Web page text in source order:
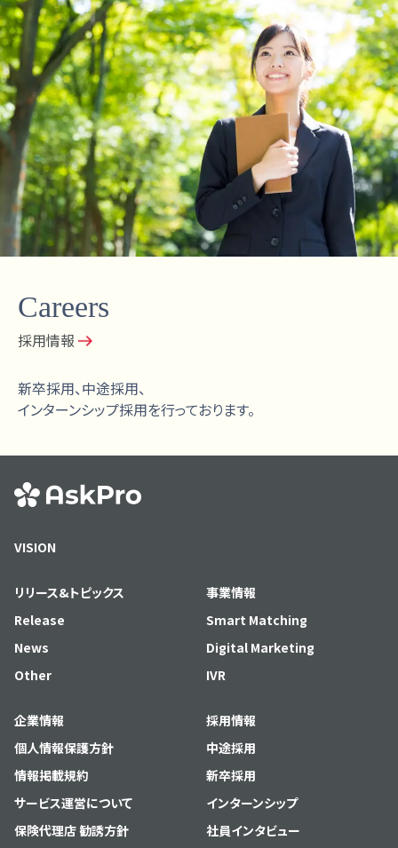
Careers
採用情報
新卒採用、中途採用、
インターンシップ採用を行っております。
VISION
リリース&トピックス
Release
News
Other
事業情報
Smart Matching
Digital Marketing
IVR
企業情報
個人情報保護方針
情報掲載規約
サービス運営について
保険代理店 勧誘方針
採用情報
中途採用
新卒採用
インターンシップ
社員インタビュー